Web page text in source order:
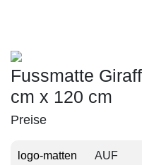
Fussmatte
cm x 120 cm
Preise
logo-matten
AUF